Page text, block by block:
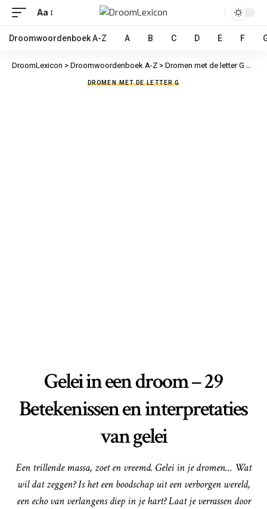
Aa
Droomwoordenboek A-Z A B C D E F
DroomLexicon > Droomwoordenboek A-Z > Dromen met de letter G
DROMEN MET DE LETTER G
Gelei in een droom – 29
Betekenissen en interpretaties
van gelei
Een trillende massa, zoet en vreemd. Gelei in je dromen… Wat
wil dat zeggen? Is het een boodschap uit een verborgen wereld,
een echo van verlangens diep in je hart? Laat je verrassen door